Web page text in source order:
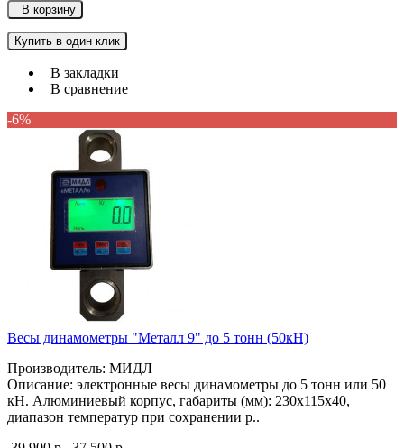
В корзину
Купить в один клик
В закладки
В сравнение
-6%
Весы динамометры "Металл 9" до 5 тонн (50кН)
Производитель: МИДЛ
Описание: электронные весы динамометры до 5 тонн или 50
кН. Алюминиевый корпус, габариты (мм): 230х115х40,
диапазон температур при сохранении р..